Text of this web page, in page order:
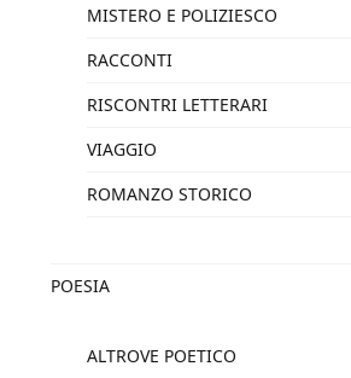
MISTERO E POLIZIESCO
RACCONTI
RISCONTRI LETTERARI
VIAGGIO
ROMANZO STORICO
POESIA
ALTROVE POETICO